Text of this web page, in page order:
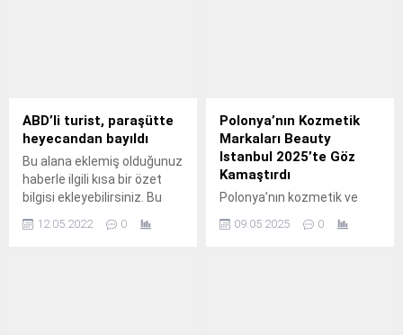
halindeki 8 araca çarptı ve
ardından yol kenarındaki
inşaat alanına devrildi.
Kazada mikser sürücüsü
ağır yaralandı. Kaza,
Abdurrahman Şerif...
ABD’li turist, paraşütte
heyecandan bayıldı
Bu alana eklemiş olduğunuz
haberle ilgili kısa bir özet
bilgisi ekleyebilirsiniz. Bu
sayfasında "Özet"
12.05.2022 0
Polonya’nın Kozmetik
Markaları Beauty
Istanbul 2025’te Göz
Kamaştırdı
Polonya’nın kozmetik ve
tarihlerinde İstanbul
09.05.2025 0